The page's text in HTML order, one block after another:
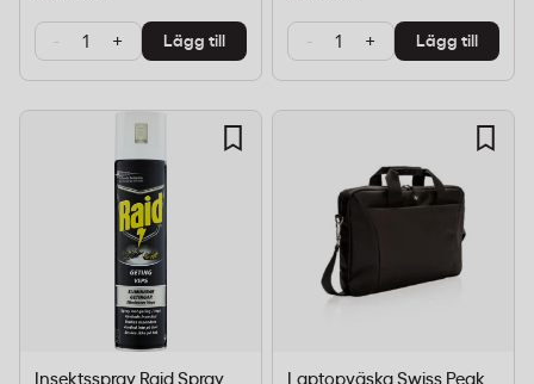
- + Lägg till - + Lägg till
Insektsspray Raid Spray Laptopväska Swiss Peak